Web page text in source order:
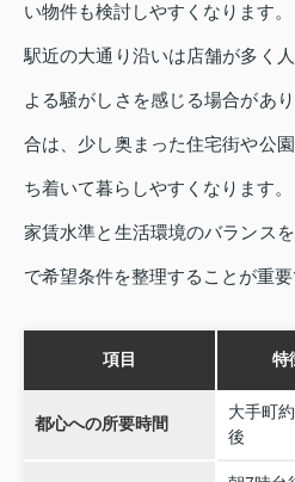
い物件も検討しやすくなります。
駅近の大通り沿いは店舗が多く
よる騒がしさを感じる場合があ
合は、少し奥まった住宅街や公
ち着いて暮らしやすくなります。
家賃水準と生活環境のバランス
で希望条件を整理することが重要
項目 特
都心への所要時間
大手町
後